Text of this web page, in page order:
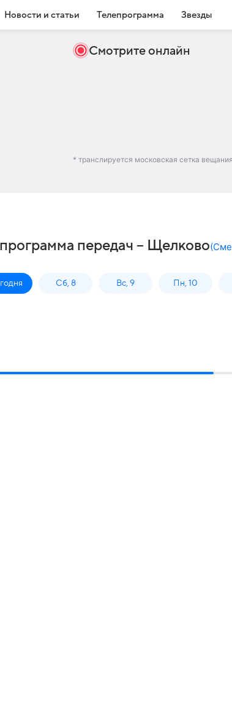
Новости и статьи Телепрограмма Звезды
Смотрите онлайн
* транслируется московская сетка вещания
передач – Щелково(
Сб, 8 Вс, 9 Пн, 10